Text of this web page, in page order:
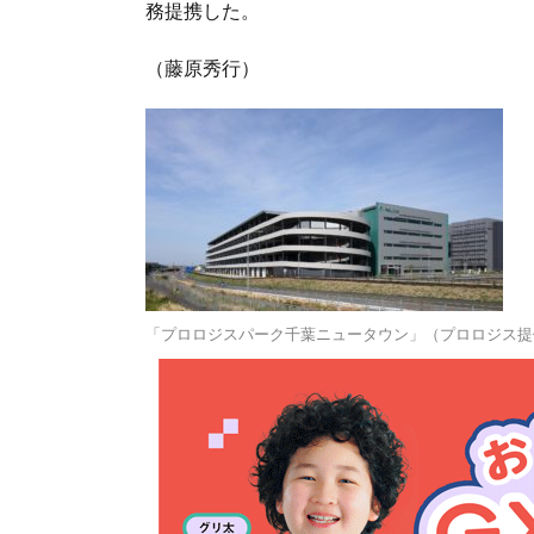
務提携した。
（藤原秀行）
「プロロジスパーク千葉ニュータウン」（プロロジス